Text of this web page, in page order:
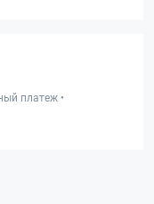
платеж •